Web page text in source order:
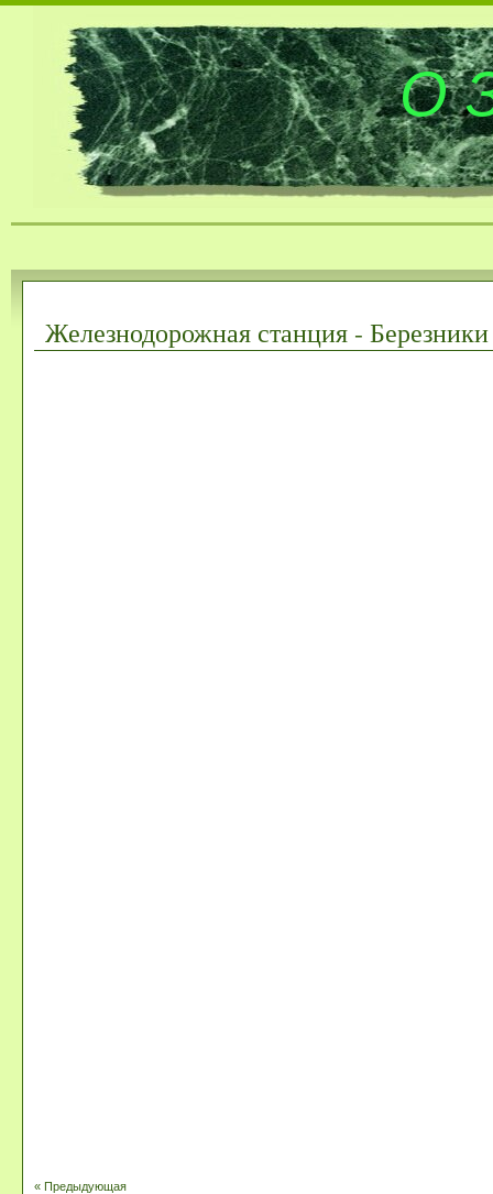
О
Железнодорожная станция -
« Предыдующая